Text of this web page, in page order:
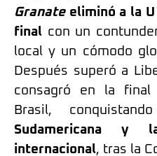
Granateeliminó a la U
final con un
local y un cómodo
Después superó a
consagró en la
Brasil,
Sudamericana y
internacional, tras la